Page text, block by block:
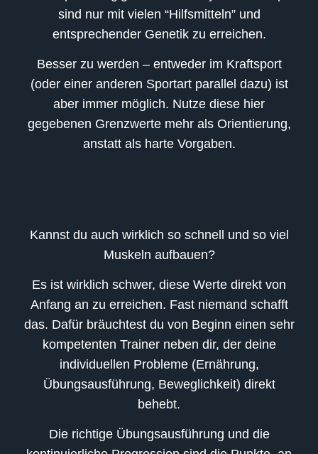
sind nur mit vielen “Hilfsmitteln” und
entsprechender Genetik zu erreichen.
Besser zu werden – entweder im Kraftsport
(oder einer anderen Sportart parallel dazu) ist
aber immer möglich. Nutze diese hier
gegebenen Grenzwerte mehr als Orientierung,
anstatt als harte Vorgaben.
Kannst du auch wirklich so schnell und so viel
Muskeln aufbauen?
Es ist wirklich schwer, diese Werte direkt von
Anfang an zu erreichen. Fast niemand schafft
das. Dafür bräuchtest du von Beginn einen sehr
kompetenten Trainer neben dir, der deine
individuellen Probleme (Ernährung,
Übungsausführung, Beweglichkeit) direkt
behebt.
Die richtige Übungsausführung und die